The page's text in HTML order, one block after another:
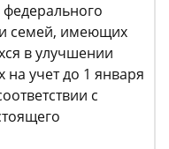
федерального
семей, имеющих
в улучшении
учет до 1 января
с